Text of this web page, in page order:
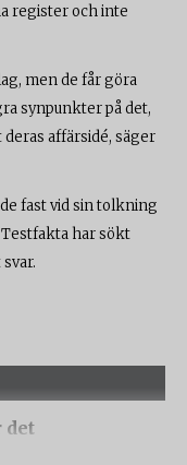
register och inte
men de får göra
synpunkter på det,
affärsidé, säger
fast vid sin tolkning
har sökt
det